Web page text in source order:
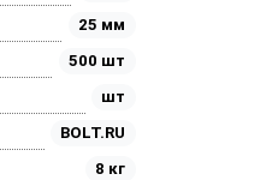
25 мм
500 шт
шт
BOLT.RU
8 кг